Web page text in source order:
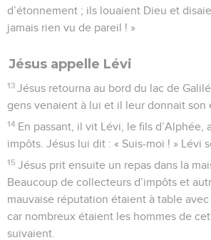
d’étonnement ; ils louaient Dieu et
jamais rien vu de pareil ! »
Jésus appelle Lévi
13 Jésus retourna au bord du lac de
gens venaient à lui et il leur donnait son
14 En passant, il vit Lévi, le fils d’Alphée,
impôts. Jésus lui dit : « Suis-moi ! » Lévi
15 Jésus prit ensuite un repas dans la
Beaucoup de collecteurs d’impôts et
mauvaise réputation étaient à table avec
car nombreux étaient les hommes de
suivaient.